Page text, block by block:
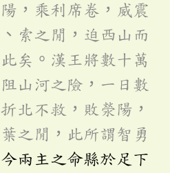
，乘利席卷，威震
索之閒，迫西山而
矣。漢王將數十萬
山河之險，一日數
北不救，敗滎陽，
之閒，此所謂智勇
兩主之命縣於足下